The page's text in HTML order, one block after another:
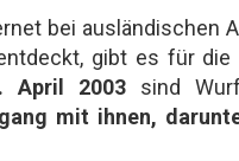
bei ausländischen
gibt es für
April 2003sind
mit ihnen,